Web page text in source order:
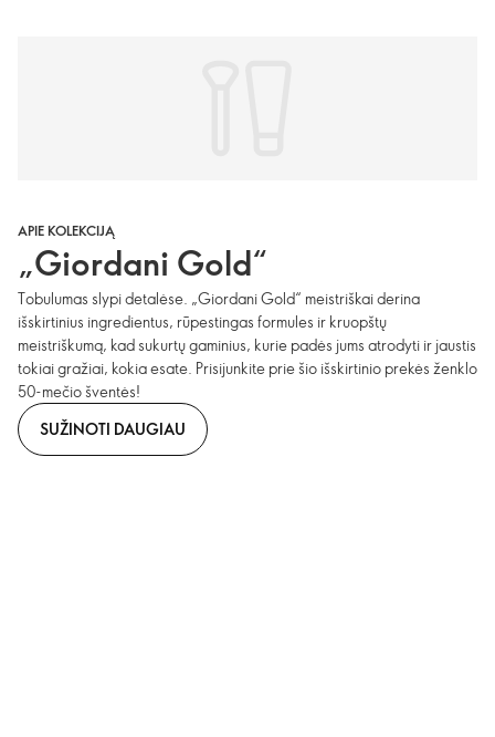
APIE KOLEKCIJĄ
„Giordani Gold“
Tobulumas slypi detalėse. „Giordani Gold“ meistriškai derina
išskirtinius ingredientus, rūpestingas formules ir kruopštų
meistriškumą, kad sukurtų gaminius, kurie padės jums atrodyti ir jaustis
tokiai gražiai, kokia esate. Prisijunkite prie šio išskirtinio prekės ženklo
50-mečio šventės!
SUŽINOTI DAUGIAU